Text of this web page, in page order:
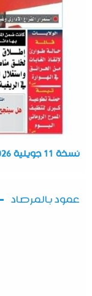
نسخة 11 جويلية 2026
عمود بالمرصاد